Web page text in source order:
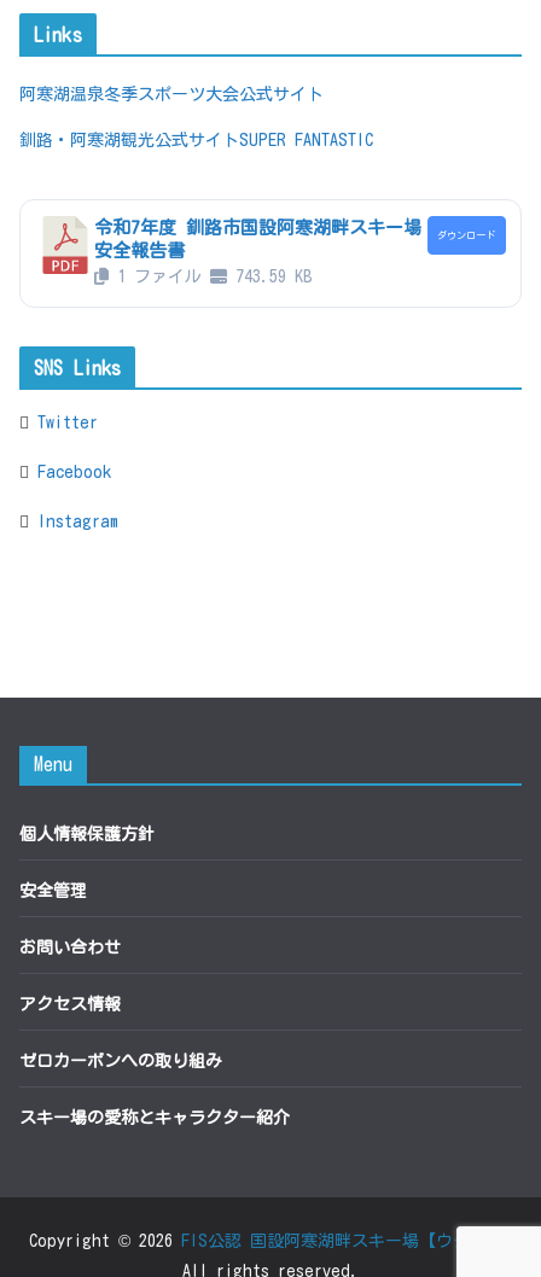
Links
阿寒湖温泉冬季スポーツ大会公式サイト
釧路・阿寒湖観光公式サイトSUPER FANTASTIC
令和7年度 釧路市国設阿寒湖畔スキー場
安全報告書
1 ファイル 743.59 KB
ダウンロード
SNS Links
Twitter
Facebook
Instagram
Menu
個人情報保護方針
安全管理
お問い合わせ
アクセス情報
ゼロカーボンへの取り組み
スキー場の愛称とキャラクター紹介
Copyright © 2026 FIS公認 国設阿寒湖畔スキー場【ウタラ】
All rights reserved.